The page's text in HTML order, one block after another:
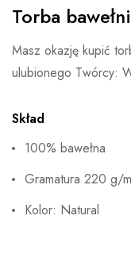
Torba
Masz okazję kupić
ulubionego Twórcy:
Skład
100% bawełna
Gramatura 220 g/
Kolor: Natural